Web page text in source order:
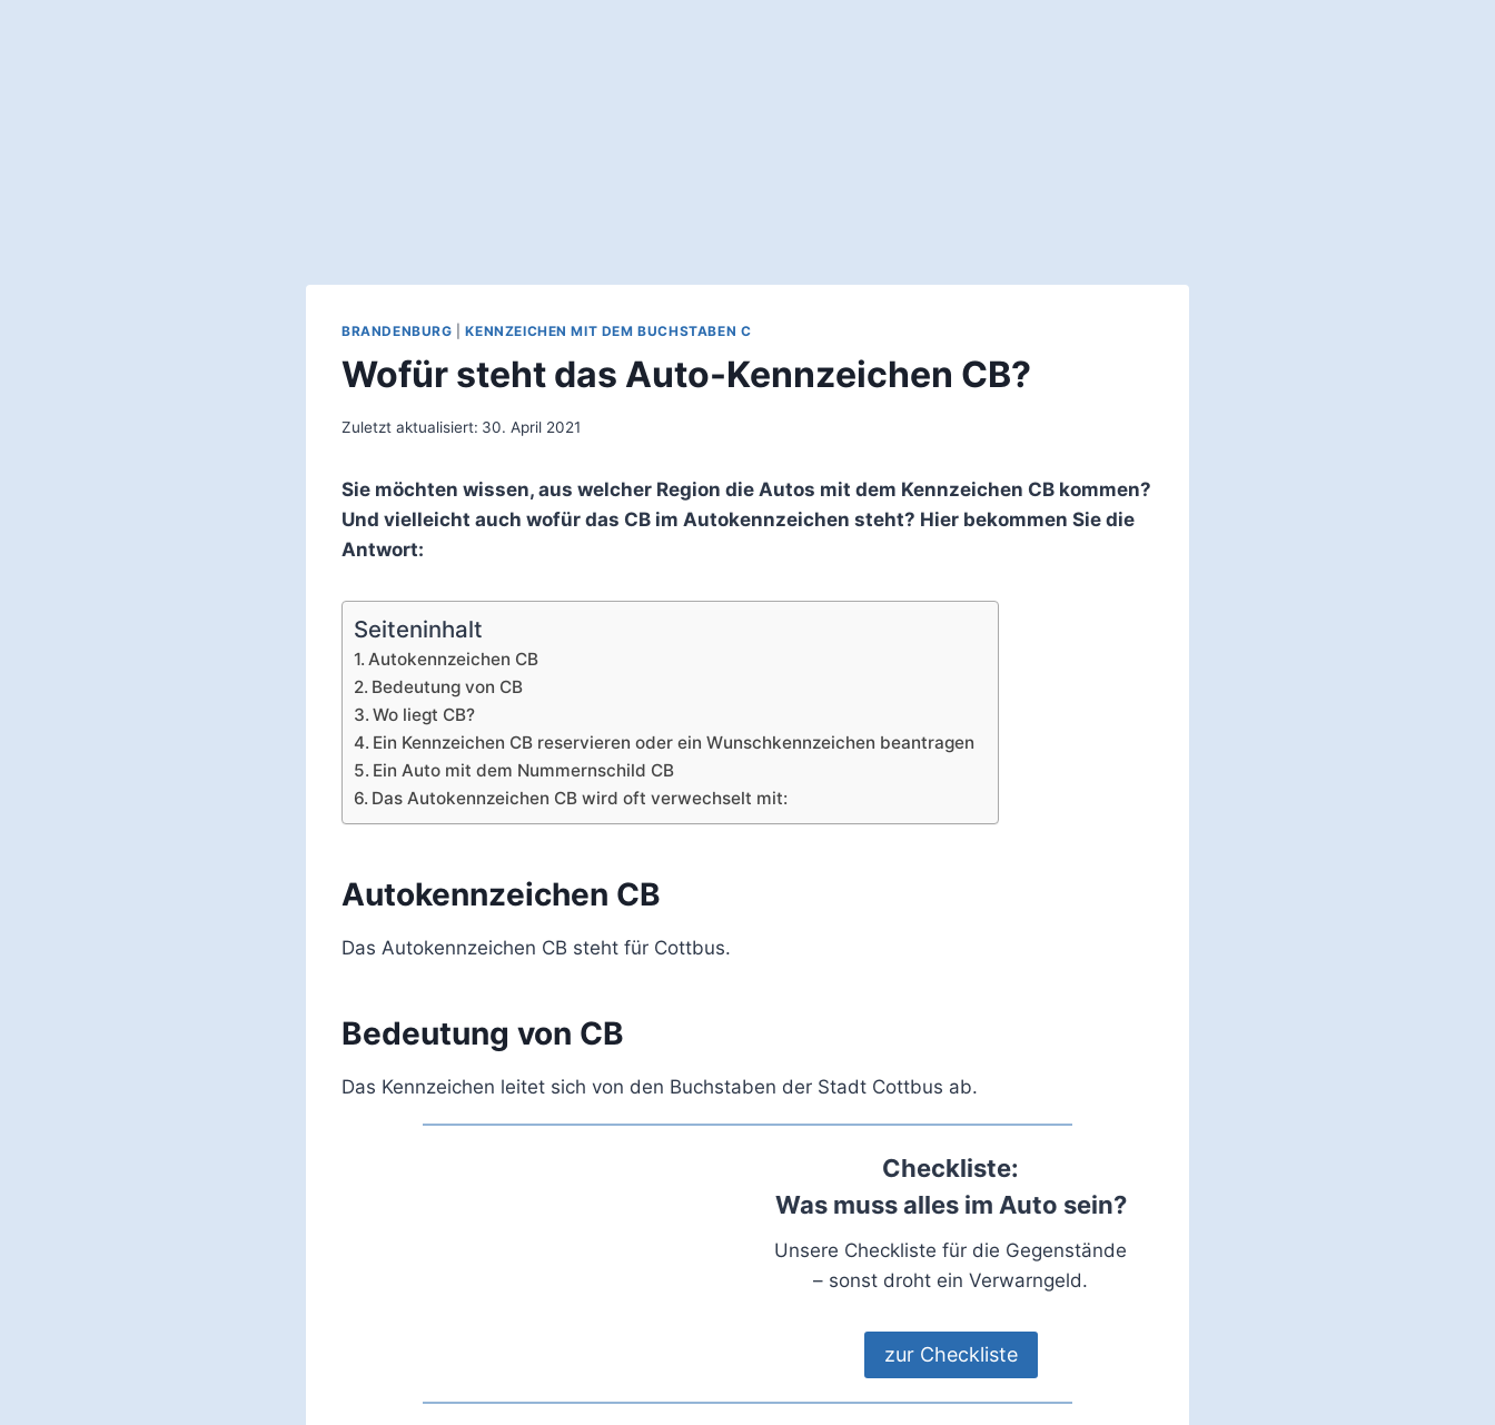
BRANDENBURG |KENNZEICHEN MIT DEM BUCHSTABEN C
Wofür steht das Auto-Kennzeichen CB?
Zuletzt aktualisiert: 30. April 2021
Sie möchten wissen, aus welcher Region die Autos mit dem Kennzeichen CB kommen?
Und vielleicht auch wofür das CB im Autokennzeichen steht? Hier bekommen Sie die
Antwort:
Seiteninhalt
Autokennzeichen CB
Bedeutung von CB
Wo liegt CB?
Ein Kennzeichen CB reservieren oder ein Wunschkennzeichen beantragen
Ein Auto mit dem Nummernschild CB
Das Autokennzeichen CB wird oft verwechselt mit:
Autokennzeichen CB
Das Autokennzeichen CB steht für Cottbus.
Bedeutung von CB
Das Kennzeichen leitet sich von den Buchstaben der Stadt Cottbus ab.
Checkliste:
Was muss alles im Auto sein?
Unsere Checkliste für die Gegenstände
– sonst droht ein Verwarngeld.
zur Checkliste